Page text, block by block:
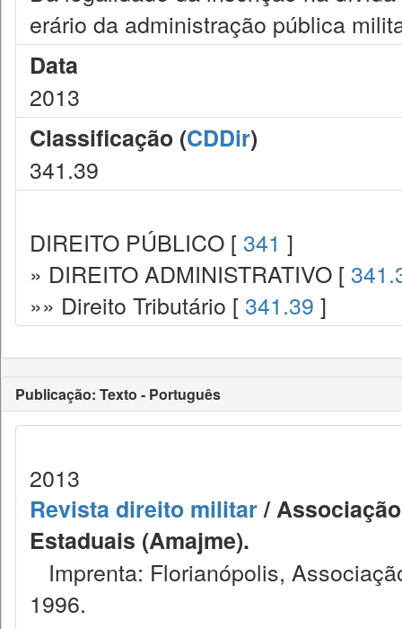
erário da administração pública
Data
2013
Classificação (CDDir)
341.39
DIREITO PÚBLICO [ 341 ]
» DIREITO ADMINISTRATIVO [
»» Direito Tributário [ 341.39 ]
Publicação: Texto - Português
2013
Revista direito militar/
Estaduais (Amajme).
Imprenta: Florianópolis,
1996.